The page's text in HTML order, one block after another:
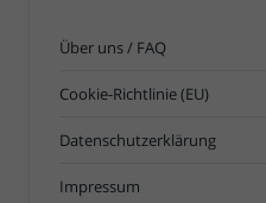
Über uns / FAQ
Cookie-Richtlinie (EU)
Datenschutzerklärung
Impressum